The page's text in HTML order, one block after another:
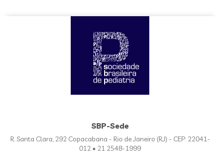
SBP-Sede
R. Santa Clara, 292 Copacabana - Rio de Janeiro (RJ) - CEP: 22041-
012 • 21 2548-1999